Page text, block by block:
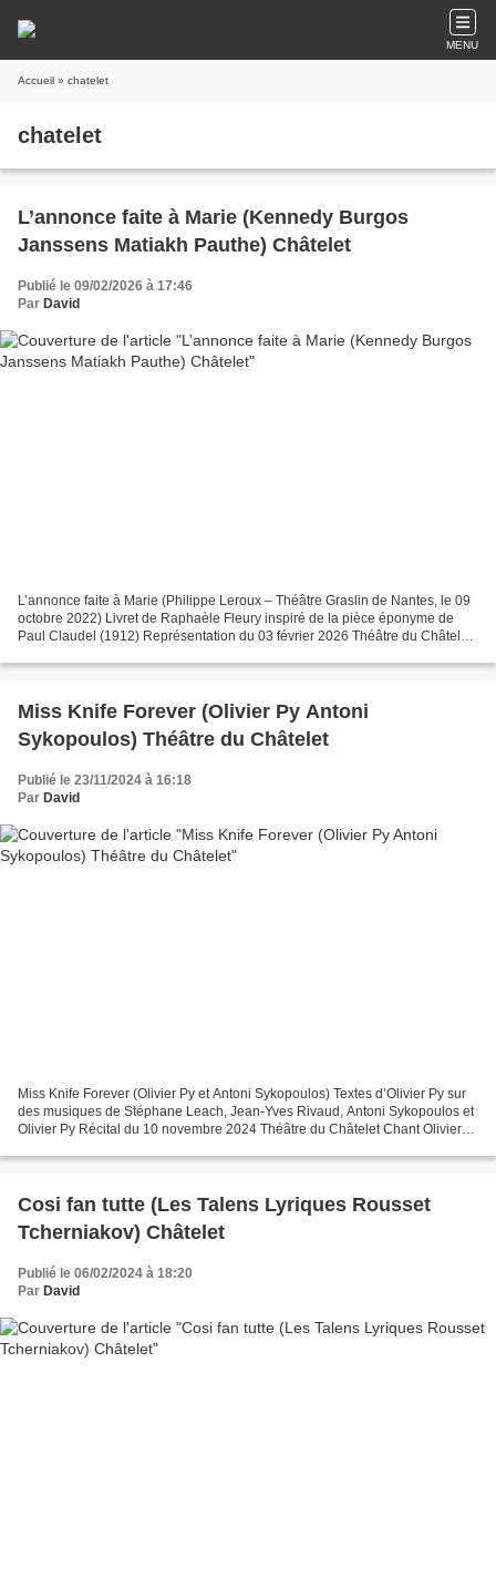
MENU
Accueil » chatelet
chatelet
L’annonce faite à Marie (Kennedy Burgos
Janssens Matiakh Pauthe) Châtelet
Publié le 09/02/2026 à 17:46
Par David
L’annonce faite à Marie (Philippe Leroux – Théâtre Graslin de Nantes, le 09
octobre 2022) Livret de Raphaèle Fleury inspiré de la pièce éponyme de
Paul Claudel (1912) Représentation du 03 février 2026 Théâtre du Châtelet
Miss Knife Forever (Olivier Py Antoni
Sykopoulos) Théâtre du Châtelet
Publié le 23/11/2024 à 16:18
Par David
Miss Knife Forever (Olivier Py et Antoni Sykopoulos) Textes d’Olivier Py sur
des musiques de Stéphane Leach, Jean-Yves Rivaud, Antoni Sykopoulos et
Olivier Py Récital du 10 novembre 2024 Théâtre du Châtelet Chant Olivier
Cosi fan tutte (Les Talens Lyriques Rousset
Tcherniakov) Châtelet
Publié le 06/02/2024 à 18:20
Par David